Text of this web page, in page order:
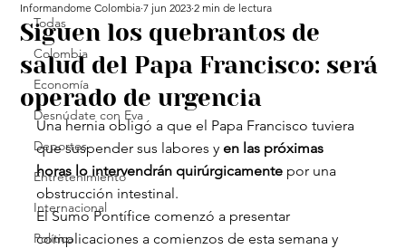
Todas
Colombia
Economía
Desnúdate con Eva
Deportes
Entretenimiento
Internacional
Política
Siguen los quebrantos de
salud del Papa Francisco: será
operado de urgencia
Informandome Colombia 7 jun 2023 2 min de lectura
Una hernia obligó a que el Papa Francisco tuviera
que suspender sus labores y en las próximas
horas lo intervendrán quirúrgicamente por una
obstrucción intestinal.
El Sumo Pontífice comenzó a presentar
complicaciones a comienzos de esta semana y